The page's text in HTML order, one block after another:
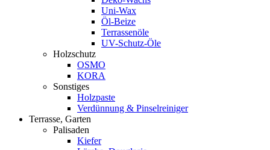
Uni-Wax
Öl-Beize
Terrassenöle
UV-Schutz-Öle
Holzschutz
OSMO
KORA
Sonstiges
Holzpaste
Verdünnung & Pinselreiniger
Terrasse, Garten
Palisaden
Kiefer